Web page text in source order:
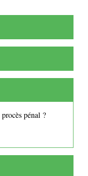
pénal ?